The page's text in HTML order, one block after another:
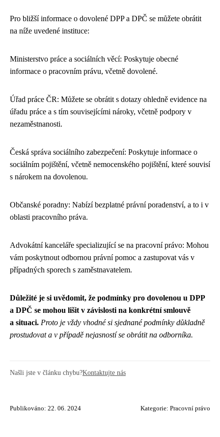
Pro bližší informace o dovolené DPP a DPČ se můžete obrátit
na níže uvedené instituce:
Ministerstvo práce a sociálních věcí: Poskytuje obecné
informace o pracovním právu, včetně dovolené.
Úřad práce ČR: Můžete se obrátit s dotazy ohledně evidence na
úřadu práce a s tím souvisejícími nároky, včetně podpory v
nezaměstnanosti.
Česká správa sociálního zabezpečení: Poskytuje informace o
sociálním pojištění, včetně nemocenského pojištění, které souvisí
s nárokem na dovolenou.
Občanské poradny: Nabízí bezplatné právní poradenství, a to i v
oblasti pracovního práva.
Advokátní kanceláře specializující se na pracovní právo: Mohou
vám poskytnout odbornou právní pomoc a zastupovat vás v
případných sporech s zaměstnavatelem.
Důležité je si uvědomit, že podmínky pro dovolenou u DPP
a DPČ se mohou lišit v závislosti na konkrétní smlouvě
a situaci. Proto je vždy vhodné si sjednané podmínky důkladně
prostudovat a v případě nejasností se obrátit na odborníka.
Našli jste v článku chybu?Kontaktujte nás
Publikováno: 22. 06. 2024 Kategorie: Pracovní právo